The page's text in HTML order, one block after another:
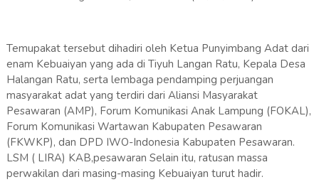
‎Temupakat tersebut dihadiri oleh Ketua Punyimbang Adat dari
enam Kebuaiyan yang ada di Tiyuh Langan Ratu, Kepala Desa
Halangan Ratu, serta lembaga pendamping perjuangan
masyarakat adat yang terdiri dari Aliansi Masyarakat
Pesawaran (AMP), Forum Komunikasi Anak Lampung (FOKAL),
Forum Komunikasi Wartawan Kabupaten Pesawaran
(FKWKP), dan DPD IWO-Indonesia Kabupaten Pesawaran.
LSM ( LIRA) KAB,pesawaran Selain itu, ratusan massa
perwakilan dari masing-masing Kebuaiyan turut hadir.